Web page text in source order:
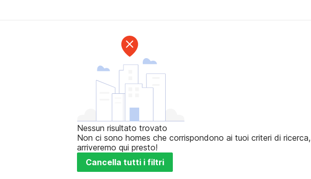
Nessun risultato trovato
Non ci sono homes che corrispondono ai tuoi criteri di ricerca,
arriveremo qui presto!
Cancella tutti i filtri